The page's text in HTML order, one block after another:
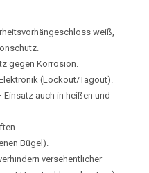
weiß,
gegen Korrosion.
(Lockout/Tagout).
auch in heißen und
Bügel).
versehentlicher